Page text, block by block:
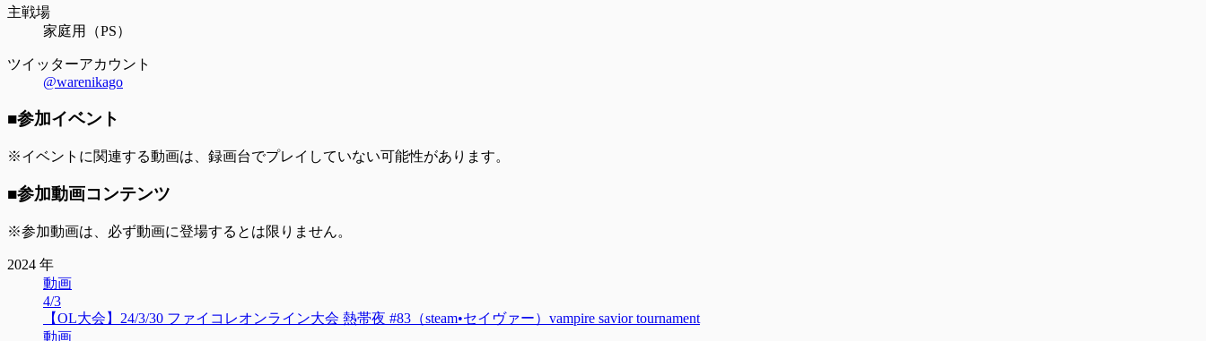
主戦場
家庭用（PS）
ツイッターアカウント
@warenikago
■参加イベント
※イベントに関連する動画は、録画台でプレイしていない可能性があります。
■参加動画コンテンツ
※参加動画は、必ず動画に登場するとは限りません。
2024 年
動画
4/3
【OL大会】24/3/30 ファイコレオンライン大会 熱帯夜 #83（steam•セイヴァー）vampire savior tournament
動画